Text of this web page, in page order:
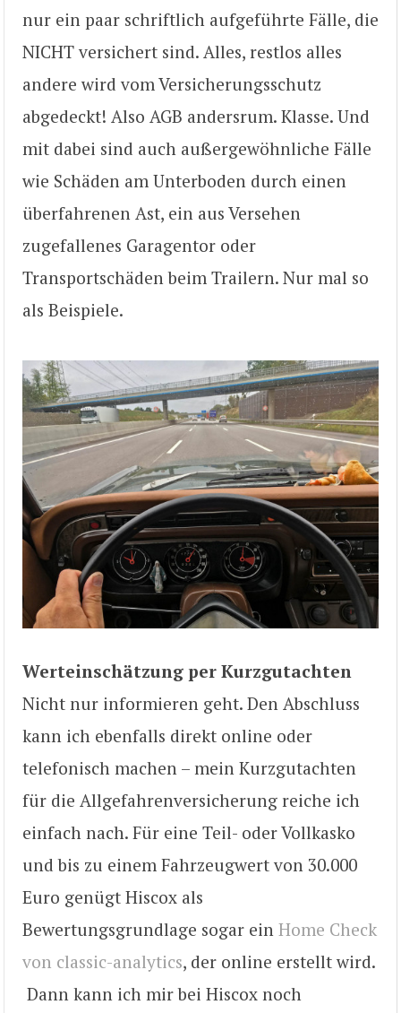
nur ein paar schriftlich aufgeführte Fälle, die
NICHT versichert sind. Alles, restlos alles
andere wird vom Versicherungsschutz
abgedeckt! Also AGB andersrum. Klasse. Und
mit dabei sind auch außergewöhnliche Fälle
wie Schäden am Unterboden durch einen
überfahrenen Ast, ein aus Versehen
zugefallenes Garagentor oder
Transportschäden beim Trailern. Nur mal so
als Beispiele.
Werteinschätzung per Kurzgutachten
Nicht nur informieren geht. Den Abschluss
kann ich ebenfalls direkt online oder
telefonisch machen – mein Kurzgutachten
für die Allgefahrenversicherung reiche ich
einfach nach. Für eine Teil- oder Vollkasko
und bis zu einem Fahrzeugwert von 30.000
Euro genügt Hiscox als
Bewertungsgrundlage sogar ein Home Check
von classic-analytics, der online erstellt wird.
Dann kann ich mir bei Hiscox noch